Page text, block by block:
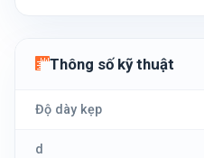
Thông số kỹ thuật
Độ dày kẹp
d